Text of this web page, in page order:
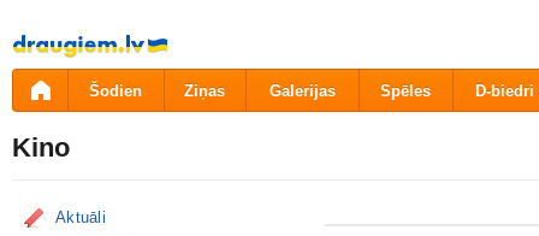
Pāriet
uz
saturu
Šodien Ziņas Galerijas Spēles D-biedri
Kino
Aktuāli